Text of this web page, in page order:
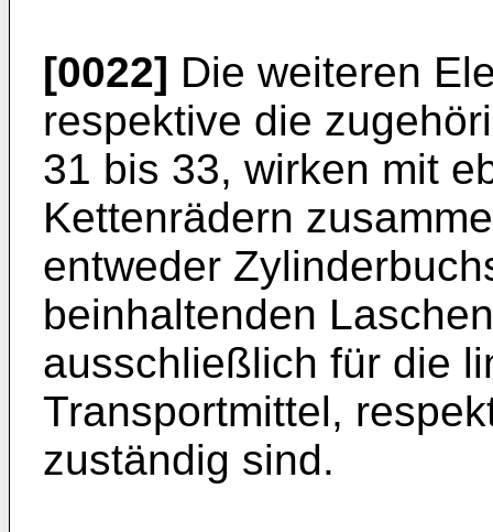
[0022] Die weiteren
respektive die
31 bis 33, wirken mit
Kettenrädern
entweder
beinhaltenden
ausschließlich für die
Transportmittel,
zuständig sind.